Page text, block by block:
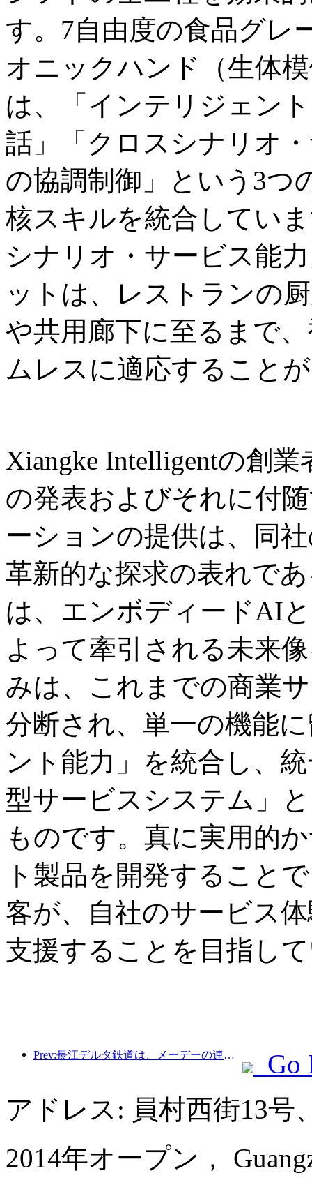
す。7自由度の食品グレ
オニックハンド（生体
は、「インテリジェン
話」「クロスシナリオ
の協調制御」という3つ
核スキルを統合してい
シナリオ・サービス能
ットは、レストランの
や共用廊下に至るまで
ムレスに適応すること
Xiangke Intelligentの創
の発表およびそれに付
ーションの提供は、同
革新的な探求の表れで
は、エンボディードAI
よって牽引される未来
みは、これまでの商業
分断され、単一の機能
ント能力」を統合し、
型サービスシステム」
ものです。真に実用的
ト製品を開発すること
客が、自社のサービス
支援することを目指し
Prev:長江デルタ鉄道は、メーデーの連休期間中に2138万人以上の乗客を輸送した。
Go
アドレス: 員村西街13号
2014年オープン，